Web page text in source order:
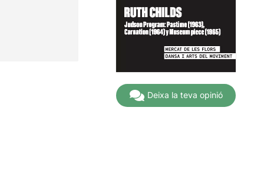
Deixa la teva opinió